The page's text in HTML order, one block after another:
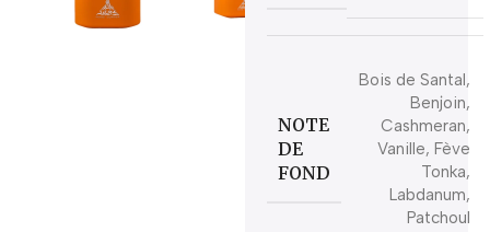
NOTE
DE
FOND
Bois de Santal,
Benjoin,
Cashmeran,
Vanille, Fève
Tonka,
Labdanum,
Patchoul